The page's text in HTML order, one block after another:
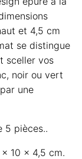
et 4,5 cm
se distingue
sceller vos
noir ou vert
une
5 pièces..
x 10 x 4,5 cm.